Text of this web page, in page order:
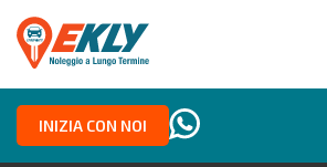
INIZIA CON NOI